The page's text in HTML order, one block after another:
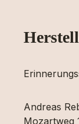
Andreas
Mozartweg